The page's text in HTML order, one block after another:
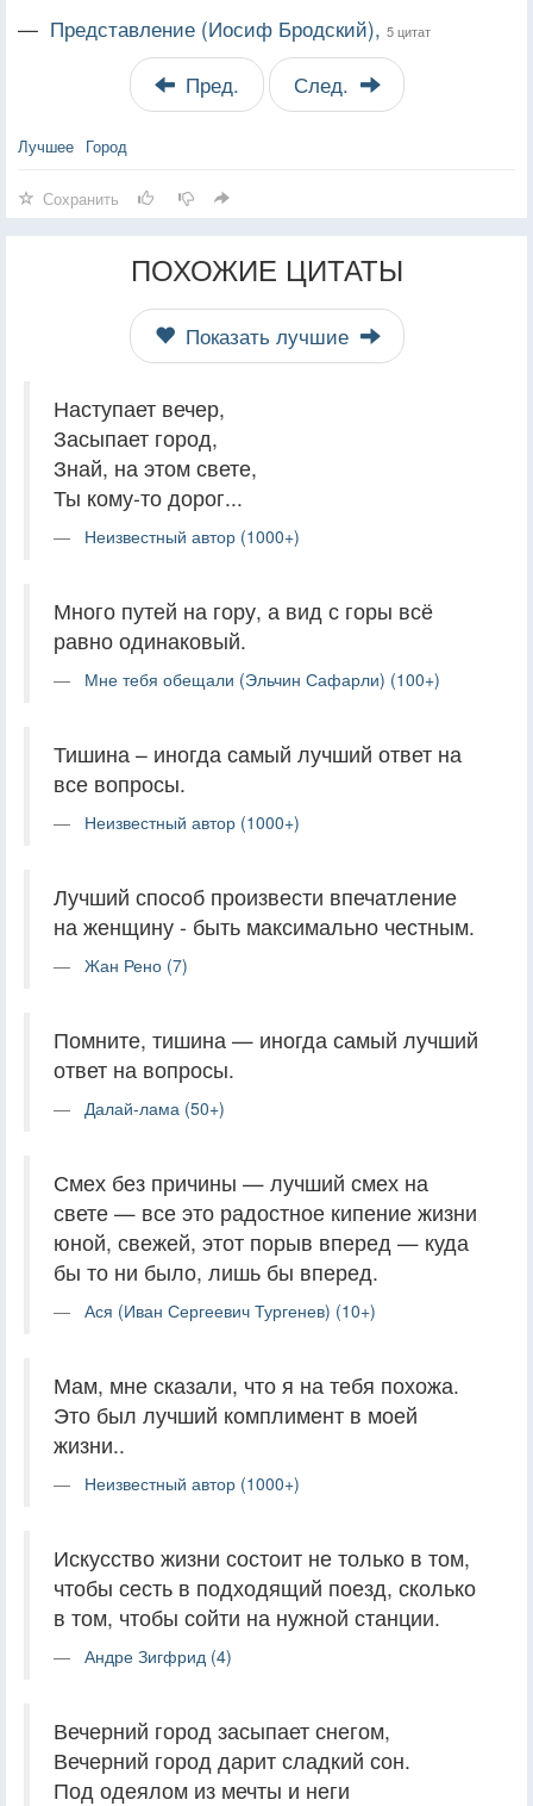
— Представление (Иосиф Бродский), 5 цитат
Пред. След.
Лучшее Город
Сохранить
ПОХОЖИЕ ЦИТАТЫ
Показать лучшие
Наступает вечер,
Засыпает город,
Знай, на этом свете,
Ты кому-то дорог...
Неизвестный автор (1000+)
Много путей на гору, а вид с горы всё
равно одинаковый.
Мне тебя обещали (Эльчин Сафарли) (100+)
Тишина – иногда самый лучший ответ на
все вопросы.
Неизвестный автор (1000+)
Лучший способ произвести впечатление
на женщину - быть максимально честным.
Жан Рено (7)
Помните, тишина — иногда самый лучший
ответ на вопросы.
Далай-лама (50+)
Смех без причины — лучший смех на
свете — все это радостное кипение жизни
юной, свежей, этот порыв вперед — куда
бы то ни было, лишь бы вперед.
Ася (Иван Сергеевич Тургенев) (10+)
Мам, мне сказали, что я на тебя похожа.
Это был лучший комплимент в моей
жизни..
Неизвестный автор (1000+)
Искусство жизни состоит не только в том,
чтобы сесть в подходящий поезд, сколько
в том, чтобы сойти на нужной станции.
Андре Зигфрид (4)
Вечерний город засыпает снегом,
Вечерний город дарит сладкий сон.
Под одеялом из мечты и неги